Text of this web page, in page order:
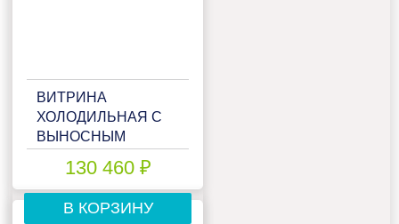
ВИТРИНА
ХОЛОДИЛЬНАЯ С
ВЫНОСНЫМ
МАРИХОЛОДМАШ
ВАЛЕНСИЯ
ВХС-1,25
130 460 ₽
В КОРЗИНУ